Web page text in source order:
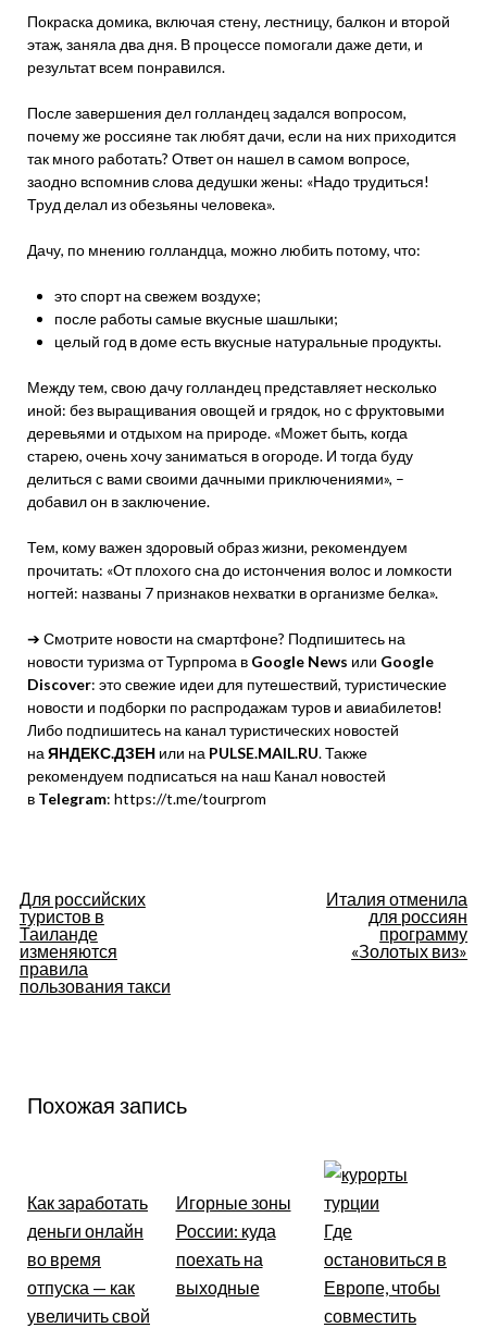
Покраска домика, включая стену, лестницу, балкон и второй
этаж, заняла два дня. В процессе помогали даже дети, и
результат всем понравился.
После завершения дел голландец задался вопросом,
почему же россияне так любят дачи, если на них приходится
так много работать? Ответ он нашел в самом вопросе,
заодно вспомнив слова дедушки жены: «Надо трудиться!
Труд делал из обезьяны человека».
Дачу, по мнению голландца, можно любить потому, что:
это спорт на свежем воздухе;
после работы самые вкусные шашлыки;
целый год в доме есть вкусные натуральные продукты.
Между тем, свою дачу голландец представляет несколько
иной: без выращивания овощей и грядок, но с фруктовыми
деревьями и отдыхом на природе. «Может быть, когда
старею, очень хочу заниматься в огороде. И тогда буду
делиться с вами своими дачными приключениями», –
добавил он в заключение.
Тем, кому важен здоровый образ жизни, рекомендуем
прочитать: «От плохого сна до истончения волос и ломкости
ногтей: названы 7 признаков нехватки в организме белка».
➔ Смотрите новости на смартфоне? Подпишитесь на
новости туризма от Турпрома в Google News или Google
Discover: это свежие идеи для путешествий, туристические
новости и подборки по распродажам туров и авиабилетов!
Либо подпишитесь на канал туристических новостей
на ЯНДЕКС.ДЗЕН или на PULSE.MAIL.RU. Также
рекомендуем подписаться на наш Канал новостей
в Telegram: https://t.me/tourprom
Навигация
по
записям
Для российских
туристов в
Таиланде
изменяются
правила
пользования такси
Италия отменила
для россиян
программу
«Золотых виз»
Похожая запись
Как заработать
деньги онлайн
во время
отпуска — как
увеличить свой
Игорные зоны
России: куда
поехать на
выходные
Где
остановиться в
Европе, чтобы
совместить